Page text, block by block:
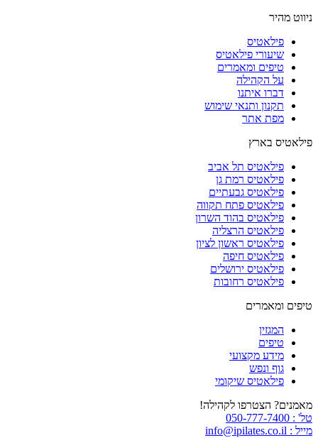
ניווט מהיר
פילאטיס
שיעורי פילאטיס
טיפים ומאמרים
על הקהילה
דברו איתנו
תקנון ותנאי שימוש
מפת אתר
פילאטיס בארץ
פילאטיס תל אביב
פילאטיס רמת גן
פילאטיס גבעתיים
פילאטיס פתח תקווה
פילאטיס בהוד השרון
פילאטיס הרצליה
פילאטיס ראשון לציון
פילאטיס חיפה
פילאטיס ירושלים
פילאטיס רחובות
טיפים ומאמרים
המגזין
טיפים
מידע מקצועי
גוף ונפש
פילאטיס שיקומי
מאמנים? הצטרפו לקהילה!
טל' : 050-777-7400
מייל : info@ipilates.co.il